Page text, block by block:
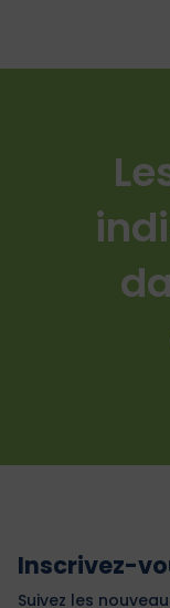
Inscrivez-
Suivez les